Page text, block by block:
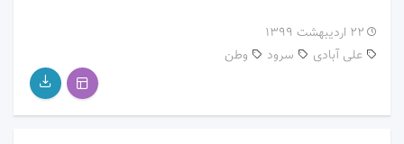
۲۲ اردیبهشت ۱۳۹۹
سرود
علی آبادی وطن